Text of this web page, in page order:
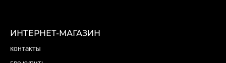
ИНТЕРНЕТ-МАГАЗИН
контакты